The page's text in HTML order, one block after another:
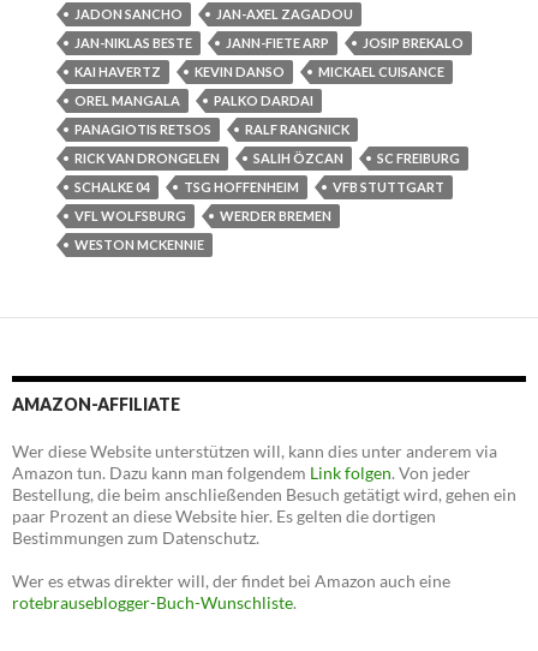
JADON SANCHO
JAN-AXEL ZAGADOU
JAN-NIKLAS BESTE
JANN-FIETE ARP
JOSIP BREKALO
KAI HAVERTZ
KEVIN DANSO
MICKAEL CUISANCE
OREL MANGALA
PALKO DARDAI
PANAGIOTIS RETSOS
RALF RANGNICK
RICK VAN DRONGELEN
SALIH ÖZCAN
SC FREIBURG
SCHALKE 04
TSG HOFFENHEIM
VFB STUTTGART
VFL WOLFSBURG
WERDER BREMEN
WESTON MCKENNIE
AMAZON-AFFILIATE
Wer diese Website unterstützen will, kann dies unter anderem via
Amazon tun. Dazu kann man folgendem Link folgen. Von jeder
Bestellung, die beim anschließenden Besuch getätigt wird, gehen ein
paar Prozent an diese Website hier. Es gelten die dortigen
Bestimmungen zum Datenschutz.
Wer es etwas direkter will, der findet bei Amazon auch eine
rotebrauseblogger-Buch-Wunschliste.